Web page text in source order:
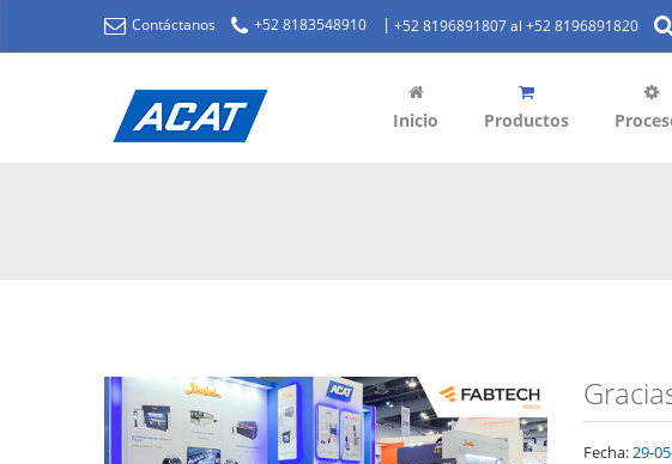
Contáctanos +52 8183548910 | +52 8196891807 al +52 8196891820
Inicio Productos
Fecha:29-